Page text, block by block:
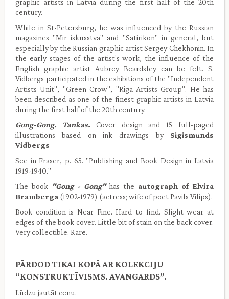
graphic artists in Latvia during the first half of the 20th
century.
While in St-Petersburg, he was influenced by the Russian
magazines "Mir iskusstva" and "Satirikon" in general, but
especially by the Russian graphic artist Sergey Chekhonin. In
the early stages of the artist's work, the influence of the
English graphic artist Aubrey Beardsley can be felt. S.
Vidbergs participated in the exhibitions of the "Independent
Artists Unit", "Green Crow", "Riga Artists Group". He has
been described as one of the finest graphic artists in Latvia
during the first half of the 20th century.
Gong-Gong. Tankas. Cover design and 15 full-paged
illustrations based on ink drawings by Sigismunds
Vidbergs
See in Fraser, p. 65. "Publishing and Book Design in Latvia
1919-1940."
The book "Gong - Gong"has the autograph of Elvira
Bramberga (1902-1979) (actress; wife of poet Pavils Vilips).
Book condition is Near Fine. Hard to find. Slight wear at
edges of the book cover. Little bit of stain on the back cover.
Very collectible. Rare.
PĀRDOD TIKAI KOPĀ AR KOLEKCIJU
“KONSTRUKTĪVISMS. AVANGARDS”.
Lūdzu jautāt cenu.